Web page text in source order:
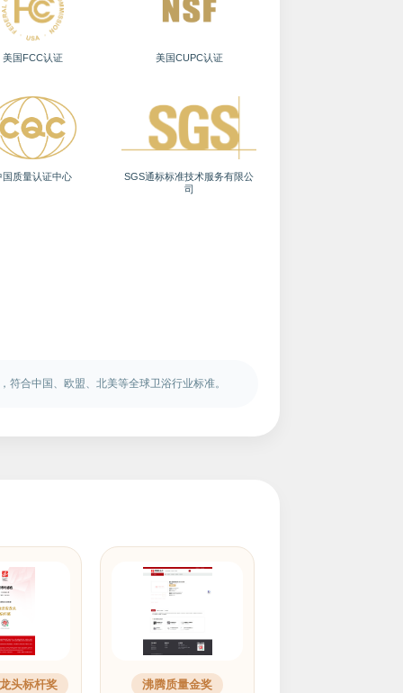
美国FCC认证 美国CUPC认证
国质量认证中心
SGS通标标准技术服务有限公
司
合中国、欧盟、北美等全球卫浴行业标准。
头标杆奖 沸腾质量金奖